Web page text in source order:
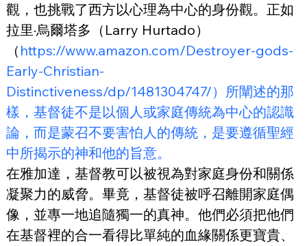
觀，也挑戰了西方以心理為中心的身份觀。正如
拉里·烏爾塔多（Larry Hurtado）
（ https://www.amazon.com/Destroyer-gods-
Early-Christian-
Distinctiveness/dp/1481304747/）所闡述的那
樣，基督徒不是以個人或家庭傳統為中心的認識
論，而是蒙召不要害怕人的傳統，是要遵循聖經
中所揭示的神和他的旨意。
在雅加達，基督教可以被視為對家庭身份和關係
凝聚力的威脅。畢竟，基督徒被呼召離開家庭偶
像，並專一地追隨獨一的真神。他們必須把他們
在基督裡的合一看得比單純的血緣關係更寶貴、